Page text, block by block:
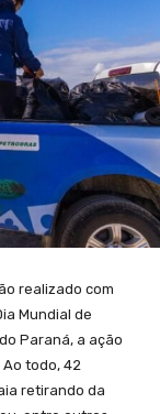
realizado com
Mundial de
Paraná, a ação
todo, 42
retirando da